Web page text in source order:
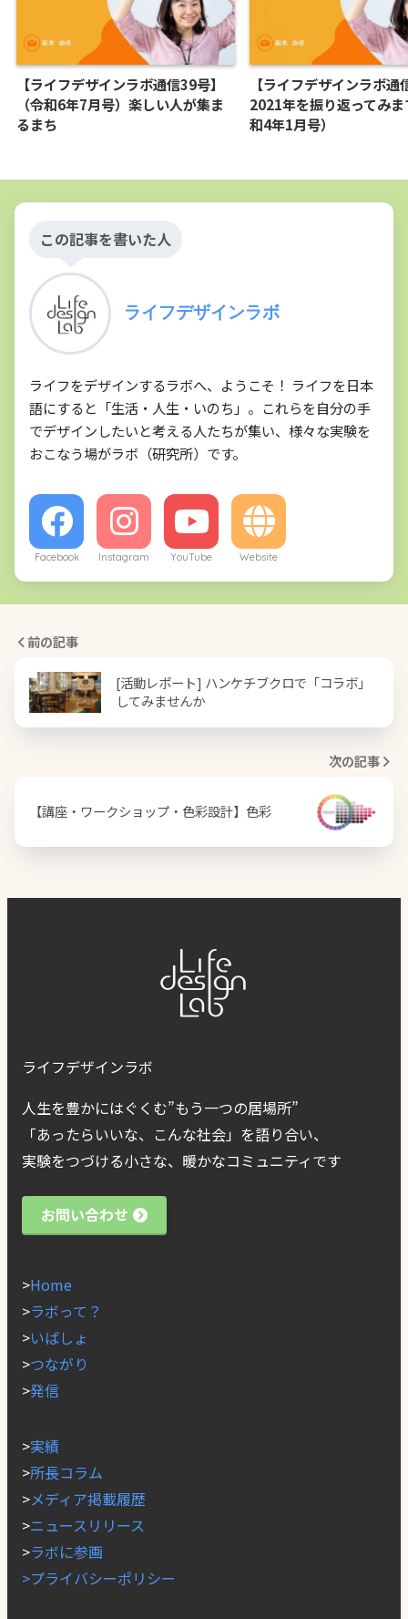
【ライフデザインラボ通信39号】
（令和6年7月号）楽しい人が集ま
るまち
【ライフデザインラボ通
2021年を振り返ってみ
和4年1月号）
この記事を書いた人
ライフデザインラボ
ライフをデザインするラボへ、ようこそ！ ライフを日本
語にすると「生活・人生・いのち」。これらを自分の手
でデザインしたいと考える人たちが集い、様々な実験を
おこなう場がラボ（研究所）です。
Facebook Instagram YouTube Website
前の記事
[活動レポート] ハンケチブクロで「コラボ」
してみませんか
次の記事
【講座・ワークショップ・色彩設計】色彩
ライフデザインラボ
人生を豊かにはぐくむ”もう一つの居場所”
「あったらいいな、こんな社会」を語り合い、
実験をつづける小さな、暖かなコミュニティです
お問い合わせ
>Home
>ラボって？
>いばしょ
>つながり
>発信
>実績
>所長コラム
>メディア掲載履歴
>ニュースリリース
>ラボに参画
>プライバシーポリシー